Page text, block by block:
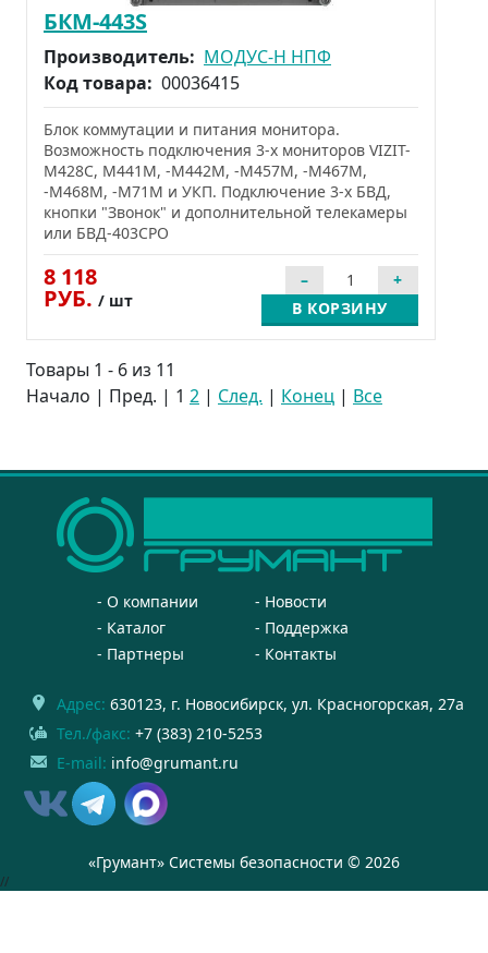
БКМ-443S
Производитель: МОДУС-Н НПФ
Код товара: 00036415
Блок коммутации и питания монитора.
Возможность подключения 3-х мониторов VIZIT-
M428C, М441М, -М442M, -М457М, -М467М,
-М468М, -М71М и УКП. Подключение 3-х БВД,
кнопки "Звонок" и дополнительной телекамеры
или БВД-403СРО
8 118
РУБ. / шт В КОРЗИНУ
Товары 1 - 6 из 11
Начало | Пред. | 1 2 | След. | Конец | Все
О компании
Новости
Каталог
Поддержка
Партнеры
Контакты
Адрес: 630123, г. Новосибирск, ул. Красногорская, 27а
Тел./факс: +7 (383) 210-5253
E-mail: info@grumant.ru
«Грумант» Системы безопасности © 2026
//